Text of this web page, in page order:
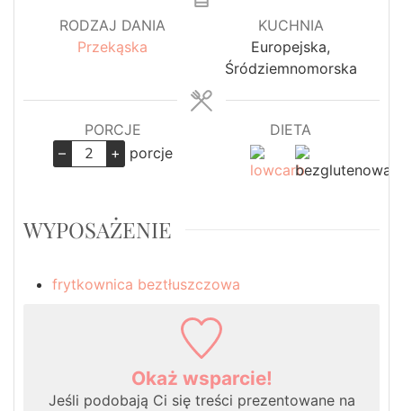
RODZAJ DANIA
Przekąska
KUCHNIA
Europejska,
Śródziemnomorska
PORCJE
–
+ porcje
DIETA
WYPOSAŻENIE
frytkownica beztłuszczowa
Okaż wsparcie!
Jeśli podobają Ci się treści prezentowane na